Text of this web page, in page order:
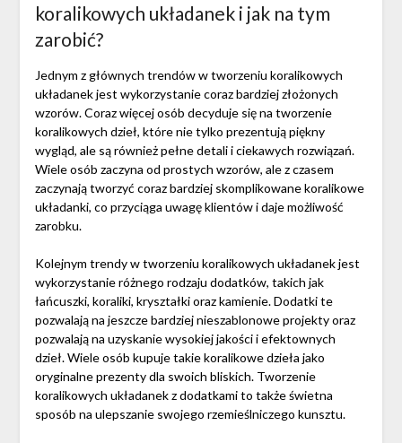
koralikowych układanek i jak na tym
zarobić?
Jednym z głównych trendów w tworzeniu koralikowych
układanek jest wykorzystanie coraz bardziej złożonych
wzorów. Coraz więcej osób decyduje się na tworzenie
koralikowych dzieł, które nie tylko prezentują piękny
wygląd, ale są również pełne detali i ciekawych rozwiązań.
Wiele osób zaczyna od prostych wzorów, ale z czasem
zaczynają tworzyć coraz bardziej skomplikowane koralikowe
układanki, co przyciąga uwagę klientów i daje możliwość
zarobku.
Kolejnym trendy w tworzeniu koralikowych układanek jest
wykorzystanie różnego rodzaju dodatków, takich jak
łańcuszki, koraliki, kryształki oraz kamienie. Dodatki te
pozwalają na jeszcze bardziej nieszablonowe projekty oraz
pozwalają na uzyskanie wysokiej jakości i efektownych
dzieł. Wiele osób kupuje takie koralikowe dzieła jako
oryginalne prezenty dla swoich bliskich. Tworzenie
koralikowych układanek z dodatkami to także świetna
sposób na ulepszanie swojego rzemieślniczego kunsztu.